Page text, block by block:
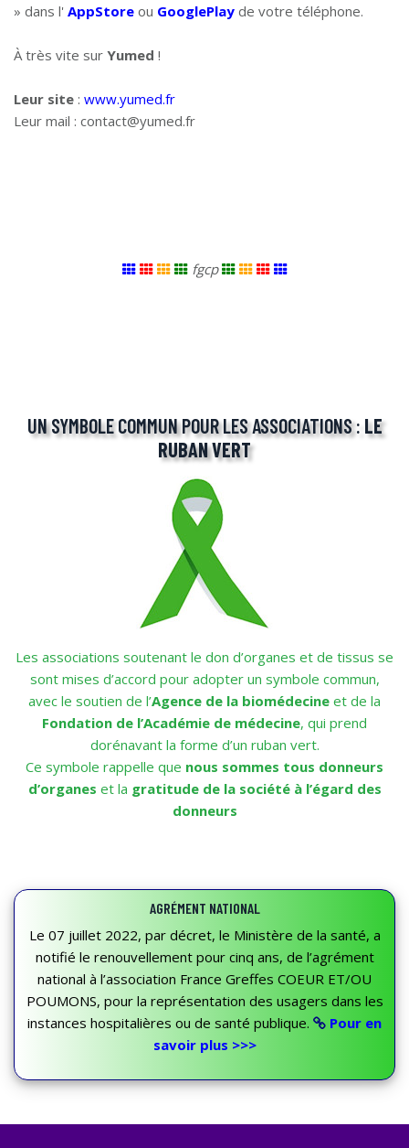
» dans l' AppStore ou GooglePlay de votre téléphone.
À très vite sur Yumed !
Leur site : www.yumed.fr
Leur mail : contact@yumed.fr
fgcp
UN SYMBOLE COMMUN POUR LES ASSOCIATIONS : LE
RUBAN VERT
Les associations soutenant le don d’organes et de tissus se
sont mises d’accord pour adopter un symbole commun,
avec le soutien de l’Agence de la biomédecine et de la
Fondation de l’Académie de médecine, qui prend
dorénavant la forme d’un ruban vert.
Ce symbole rappelle que nous sommes tous donneurs
d’organes et la gratitude de la société à l’égard des
donneurs
AGRÉMENT NATIONAL
Le 07 juillet 2022, par décret, le Ministère de la santé, a
notifié le renouvellement pour cinq ans, de l’agrément
national à l’association France Greffes COEUR ET/OU
POUMONS, pour la représentation des usagers dans les
instances hospitalières ou de santé publique.
Pour en
savoir plus >>>